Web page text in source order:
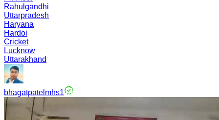
Rahulgandhi
Uttarpradesh
Haryana
Hardoi
Cricket
Lucknow
Uttarakhand
bhagatpatelmhs1